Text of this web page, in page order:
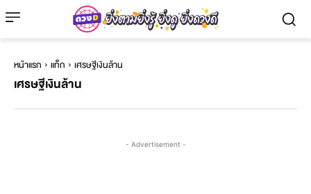
หน้าแรก แท็ก เศรษฐีเงินล้าน
เศรษฐีเงินล้าน
- Advertisement -